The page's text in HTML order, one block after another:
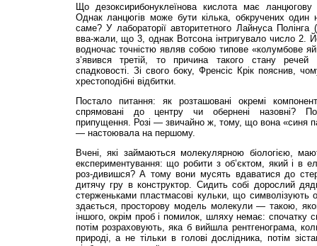
Що дезоксирибонуклеїнова кислота має
Однак ланцюгів може бути кілька, обкручених
саме? У лабораторії авторитетного Лайнуса Полінга
вва-жали, що 3, однак Вотсона інтригувало число 2.
водночас точністю являв собою типове «колумбове
з’явився третій, то причина такого стану речей
спадковості. Зі свого боку, Френсіс Крік пояснив,
хрестоподібні відбитки.
Постало питання: як розташовані окремі
спрямовані до центру чи обернені назовні?
припущення. Розі — звичайно ж, тому, що вона «синя
— настоювала на першому.
Вчені, які займаються молекулярною біологією,
експериментування: що робити з об’єктом, який і в
роз-дивишся? А тому вони мусять вдаватися до
дитячу гру в конструктор. Сидить собі дорослий
стерженьками пластмасові кульки, що символізують
здається, просторову модель молекули — такою,
іншого, окрім проб і помилок, шляху немає: спочатку
потім розраховують, яка б вийшла рентгенограма,
природі, а не тільки в голові дослідника, потім